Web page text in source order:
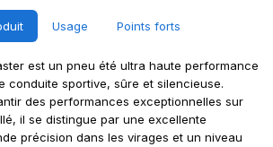
Usage Points forts
est un pneu été ultra haute performance
conduite sportive, sûre et silencieuse.
des performances exceptionnelles sur
il se distingue par une excellente
précision dans les virages et un niveau